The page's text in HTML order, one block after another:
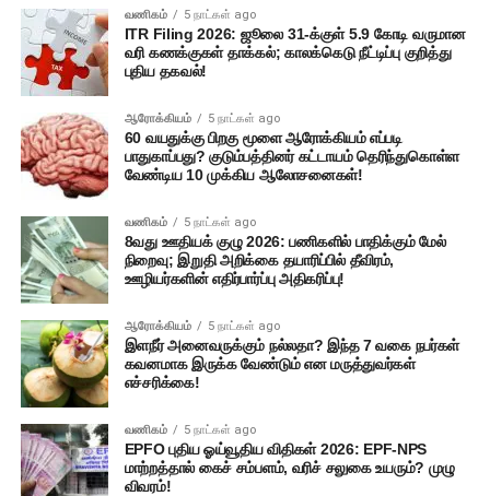
வணிகம் 5 நாட்கள் ago
ITR Filing 2026: ஜூலை 31-க்குள் 5.9 கோடி வருமான
வரி கணக்குகள் தாக்கல்; காலக்கெடு நீட்டிப்பு குறித்து
புதிய தகவல்!
ஆரோக்கியம் 5 நாட்கள் ago
60 வயதுக்கு பிறகு மூளை ஆரோக்கியம் எப்படி
பாதுகாப்பது? குடும்பத்தினர் கட்டாயம் தெரிந்துகொள்ள
வேண்டிய 10 முக்கிய ஆலோசனைகள்!
வணிகம் 5 நாட்கள் ago
8வது ஊதியக் குழு 2026: பணிகளில் பாதிக்கும் மேல்
நிறைவு; இறுதி அறிக்கை தயாரிப்பில் தீவிரம்,
ஊழியர்களின் எதிர்பார்ப்பு அதிகரிப்பு!
ஆரோக்கியம் 5 நாட்கள் ago
இளநீர் அனைவருக்கும் நல்லதா? இந்த 7 வகை நபர்கள்
கவனமாக இருக்க வேண்டும் என மருத்துவர்கள்
எச்சரிக்கை!
வணிகம் 5 நாட்கள் ago
EPFO புதிய ஓய்வூதிய விதிகள் 2026: EPF-NPS
மாற்றத்தால் கைச் சம்பளம், வரிச் சலுகை உயரும்? முழு
விவரம்!